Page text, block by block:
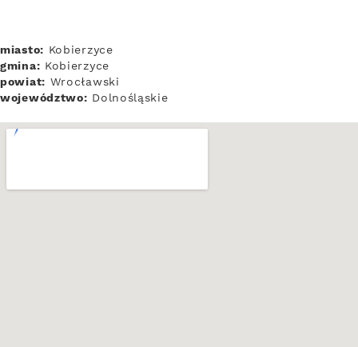
miasto: Kobierzyce
gmina: Kobierzyce
powiat: Wrocławski
województwo: Dolnośląskie